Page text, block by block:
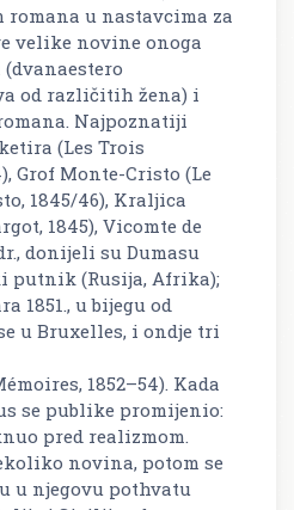
romana u nastavcima za
velike novine onoga
od različitih žena) i
Najpoznatiji
(Les Trois
Grof Monte-Cristo (Le
1845/46), Kraljica
1845), Vicomte de
donijeli su Dumasu
putnik (Rusija, Afrika);
1851., u bijegu od
u Bruxelles, i ondje tri
1852–54). Kada
se publike promijenio:
pred realizmom.
novina, potom se
u njegovu pothvatu